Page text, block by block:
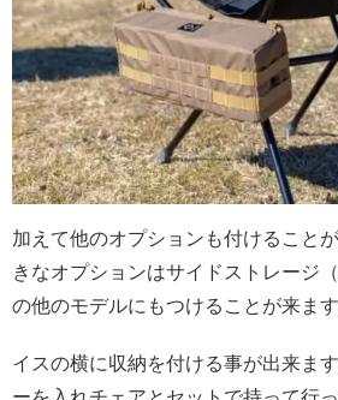
加えて他のオプションも付けること
きなオプションはサイドストレージ
の他のモデルにもつけることが来ます
イスの横に収納を付ける事が出来ま